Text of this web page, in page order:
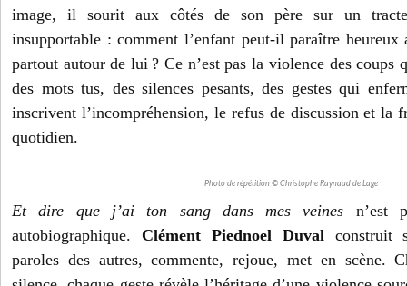
image, il sourit aux côtés de son père sur un
insupportable : comment l’enfant peut-il paraître
partout autour de lui ? Ce n’est pas la violence des coups
des mots tus, des silences pesants, des gestes qui
inscrivent l’incompréhension, le refus de discussion et la
quotidien.
Photo de répétition © Christophe Raynaud de Lage
Et dire que j’ai ton sang dans mes veines n’est
autobiographique. Clément Piednoel Duvalconstruit
paroles des autres, commente, rejoue, met en scène.